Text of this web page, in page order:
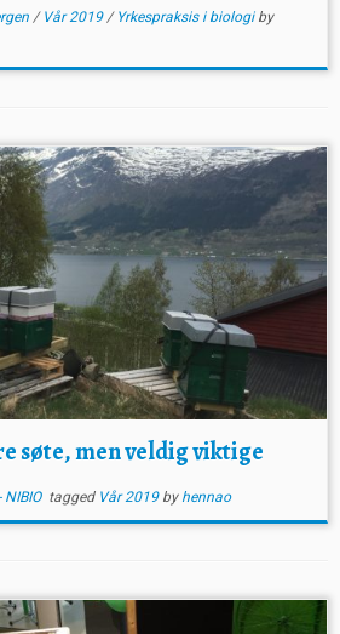
/ Vår 2019/ Yrkespraksis i biologi by
søte, men veldig viktige
NIBIO tagged Vår 2019 by hennao